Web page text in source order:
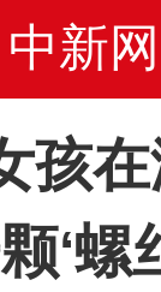
中新网
孩
‘螺